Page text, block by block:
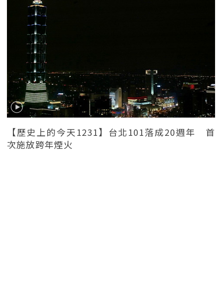
【歷史上的今天1231】台北101落成20週年 首
次施放跨年煙火